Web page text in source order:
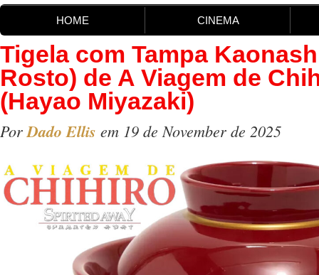
HOME CINEMA
Tigela com Tampa
Rosto) de A Viagem de
(Hayao Miyazaki)
PorDado Ellis em 19 de November de 2025